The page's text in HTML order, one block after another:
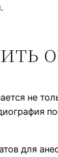
не
для